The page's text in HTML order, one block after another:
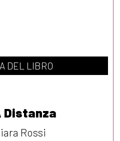
DEL LIBRO
Distanza
Rossi